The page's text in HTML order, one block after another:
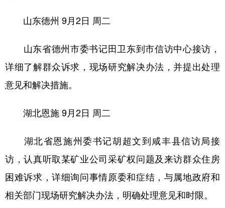
山东德州 9月2日 周二
山东省德州市委书记田卫东到市信访中心接访，
详细了解群众诉求，现场研究解决办法，并提出处理
意见和解决措施。
湖北恩施 9月2日 周二
湖北省恩施州委书记胡超文到咸丰县信访局接
访，认真听取某矿业公司采矿权问题及来访群众住房
困难诉求，详细询问事情原委和症结，与属地政府和
相关部门现场研究解决办法，明确处理意见和时限。